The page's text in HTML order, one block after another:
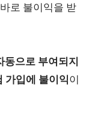
로 불이익을 받
동으로 부여되지
가입에 불이익이